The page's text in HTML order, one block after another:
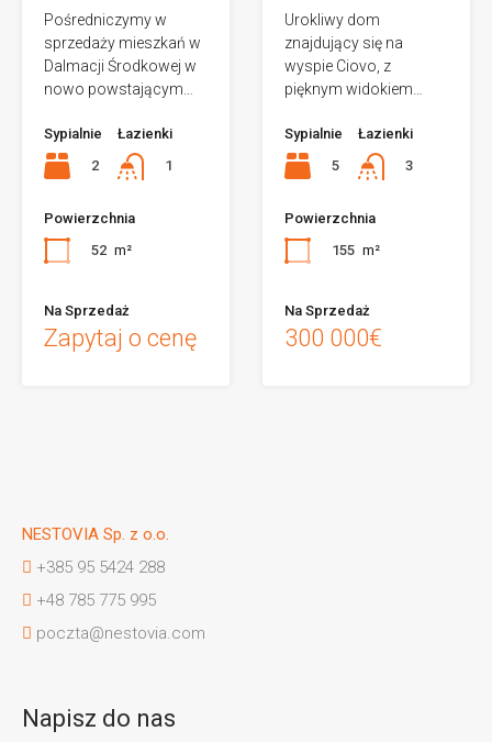
Pośredniczymy w
sprzedaży mieszkań w
Dalmacji Środkowej w
nowo powstającym…
Sypialnie
2
Łazienki
1
Powierzchnia
52 m²
Na Sprzedaż
Zapytaj o cenę
Urokliwy dom
znajdujący się na
wyspie Ciovo, z
pięknym widokiem…
Sypialnie
5
Łazienki
3
Powierzchnia
155 m²
Na Sprzedaż
300 000€
NESTOVIA Sp. z o.o.
+385 95 5424 288
+48 785 775 995
poczta@nestovia.com
Napisz do nas